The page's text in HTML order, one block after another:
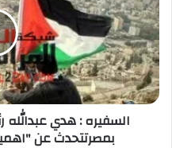
السفيره : هدي
بمصرتتحدث عن